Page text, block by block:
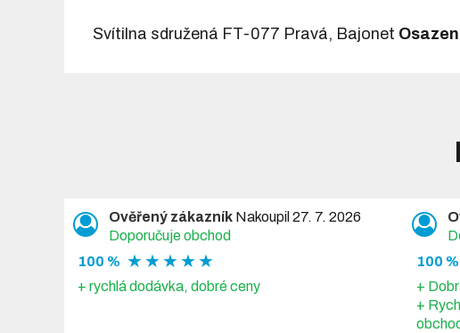
Svítilna sdružená FT-077 Pravá, Bajonet
Ověřený zákazník Nakoupil 27. 7. 2026
Doporučuje obchod
100 % ★ ★ ★ ★ ★
+ rychlá dodávka, dobré ceny
100 %
+
+